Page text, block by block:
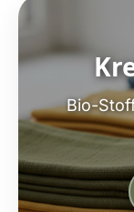
Bio-